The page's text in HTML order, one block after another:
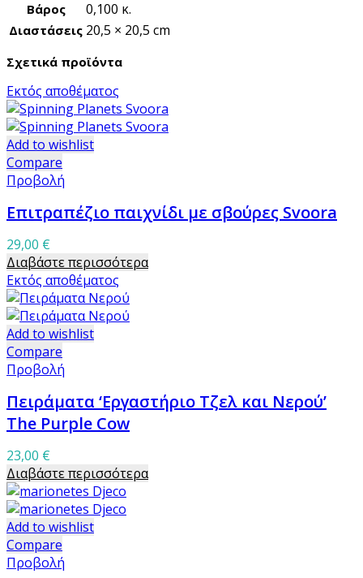
Βάρος 0,100 κ.
Διαστάσεις 20,5 × 20,5 cm
Σχετικά προϊόντα
Εκτός αποθέματος
Add to wishlist
Compare
Προβολή
Επιτραπέζιο παιχνίδι με σβούρες Svoora
29,00 €
Διαβάστε περισσότερα
Εκτός αποθέματος
Add to wishlist
Compare
Προβολή
Πειράματα ‘Εργαστήριο Τζελ και Νερού’
The Purple Cow
23,00 €
Διαβάστε περισσότερα
Add to wishlist
Compare
Προβολή